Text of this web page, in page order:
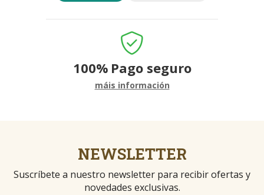
100% Pago seguro
máis información
NEWSLETTER
Suscríbete a nuestro newsletter para recibir ofertas y
novedades exclusivas.